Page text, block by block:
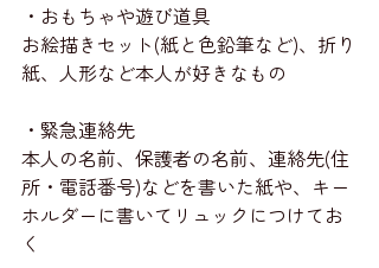
・おもちゃや遊び道具
お絵描きセット(紙と色鉛筆など)、折り
紙、人形など本人が好きなもの
・緊急連絡先
本人の名前、保護者の名前、連絡先(住
所・電話番号)などを書いた紙や、キー
ホルダーに書いてリュックにつけてお
く